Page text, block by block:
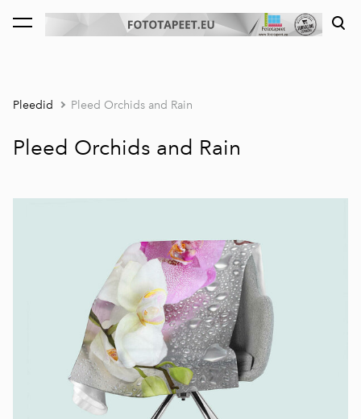
lisati ostukorvi. Vaata ostukorvi
Pleedid Pleed Orchids and Rain
Pleed Orchids and Rain